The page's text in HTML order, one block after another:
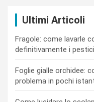
Ultimi Articoli
Fragole: come lavarle
definitivamente i
Foglie gialle orchidee:
problema in pochi